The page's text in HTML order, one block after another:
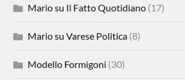
Mario su Il Fatto Quotidiano (17)
Mario su Varese Politica (8)
Modello Formigoni (30)